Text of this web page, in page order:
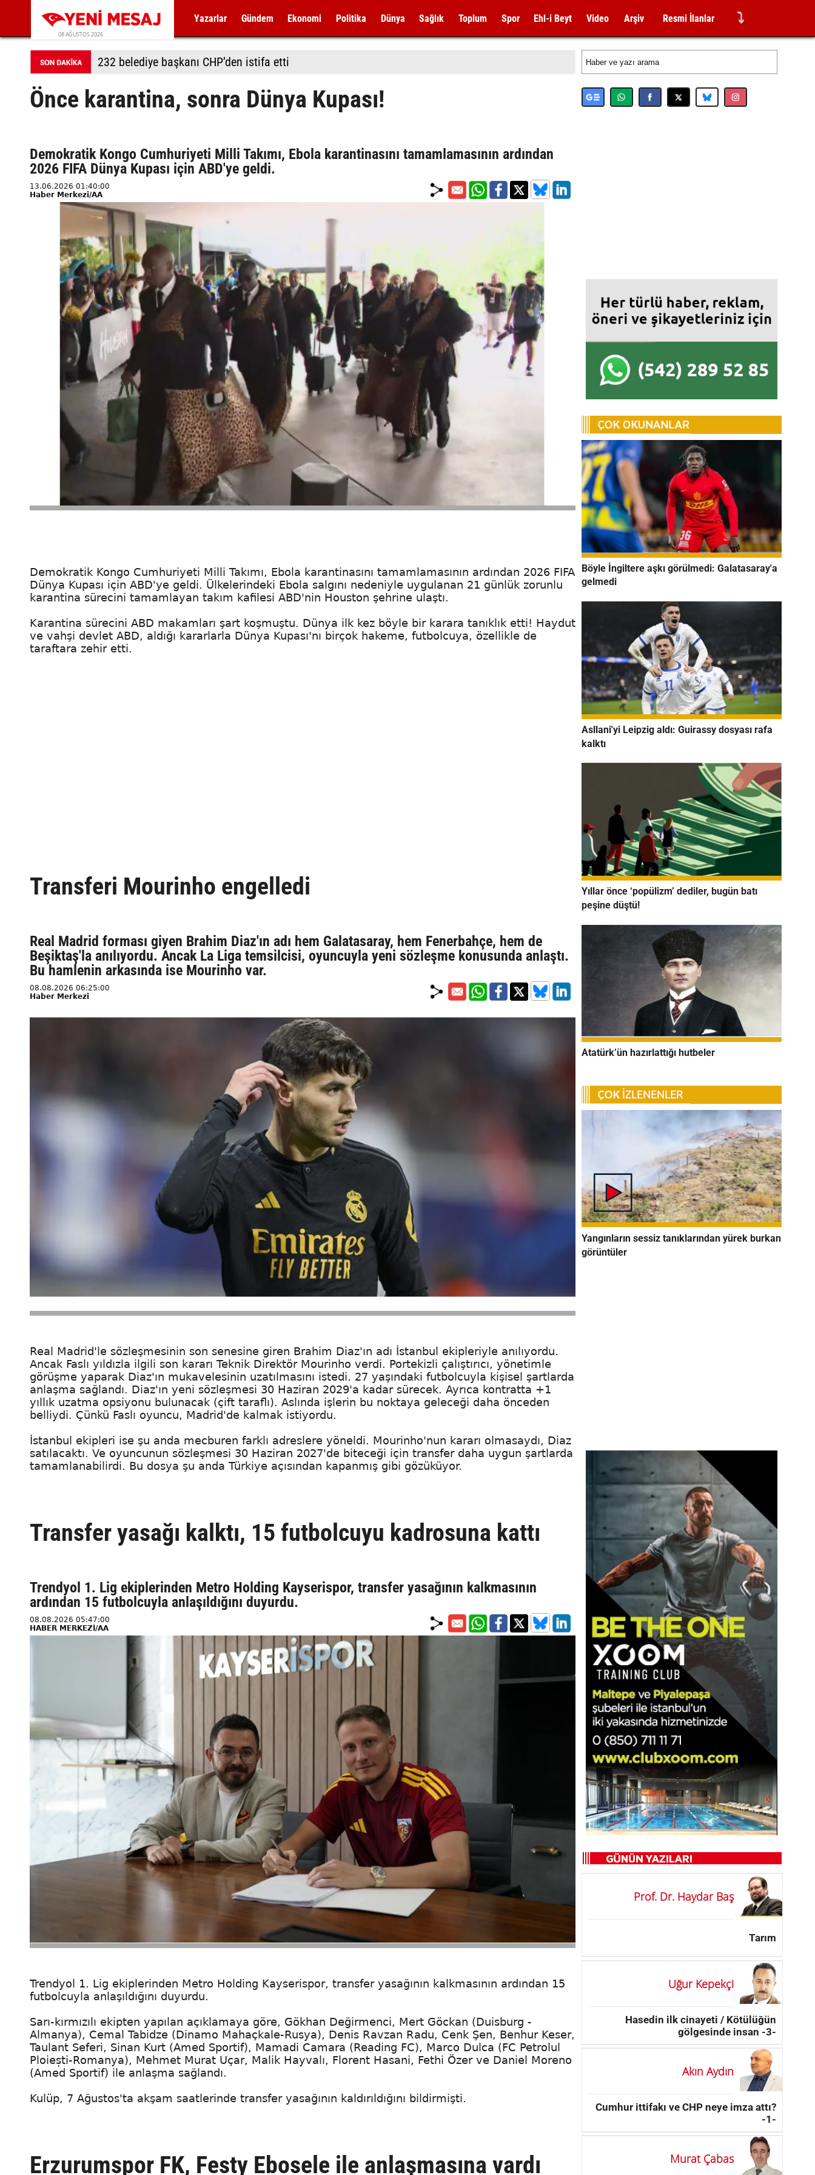
08 AĞUSTOS 2026
Yazarlar Gündem Ekonomi Politika Dünya Sağlık Toplum Spor Ehl-i Beyt Video Arşiv Resmi İlanlar ⤵
232 belediye başkanı CHP’den istifa etti
Önce karantina, sonra Dünya Kupası!
Demokratik Kongo Cumhuriyeti Milli Takımı, Ebola karantinasını tamamlamasının ardından
2026 FIFA Dünya Kupası için ABD'ye geldi.
13.06.2026 01:40:00
Haber Merkezi/AA
Demokratik Kongo Cumhuriyeti Milli Takımı, Ebola karantinasını tamamlamasının ardından 2026 FIFA
Dünya Kupası için ABD'ye geldi. Ülkelerindeki Ebola salgını nedeniyle uygulanan 21 günlük zorunlu
karantina sürecini tamamlayan takım kafilesi ABD'nin Houston şehrine ulaştı.
Karantina sürecini ABD makamları şart koşmuştu. Dünya ilk kez böyle bir karara tanıklık etti! Haydut
ve vahşi devlet ABD, aldığı kararlarla Dünya Kupası'nı birçok hakeme, futbolcuya, özellikle de
taraftara zehir etti.
Transferi Mourinho engelledi
Real Madrid forması giyen Brahim Diaz'ın adı hem Galatasaray, hem Fenerbahçe, hem de
Beşiktaş'la anılıyordu. Ancak La Liga temsilcisi, oyuncuyla yeni sözleşme konusunda anlaştı.
Bu hamlenin arkasında ise Mourinho var.
08.08.2026 06:25:00
Haber Merkezi
Real Madrid'le sözleşmesinin son senesine giren Brahim Diaz'ın adı İstanbul ekipleriyle anılıyordu.
Ancak Faslı yıldızla ilgili son kararı Teknik Direktör Mourinho verdi. Portekizli çalıştırıcı, yönetimle
görüşme yaparak Diaz'ın mukavelesinin uzatılmasını istedi. 27 yaşındaki futbolcuyla kişisel şartlarda
anlaşma sağlandı. Diaz'ın yeni sözleşmesi 30 Haziran 2029'a kadar sürecek. Ayrıca kontratta +1
yıllık uzatma opsiyonu bulunacak (çift taraflı). Aslında işlerin bu noktaya geleceği daha önceden
belliydi. Çünkü Faslı oyuncu, Madrid'de kalmak istiyordu.
İstanbul ekipleri ise şu anda mecburen farklı adreslere yöneldi. Mourinho'nun kararı olmasaydı, Diaz
satılacaktı. Ve oyuncunun sözleşmesi 30 Haziran 2027'de biteceği için transfer daha uygun şartlarda
tamamlanabilirdi. Bu dosya şu anda Türkiye açısından kapanmış gibi gözüküyor.
Transfer yasağı kalktı, 15 futbolcuyu kadrosuna kattı
Trendyol 1. Lig ekiplerinden Metro Holding Kayserispor, transfer yasağının kalkmasının
ardından 15 futbolcuyla anlaşıldığını duyurdu.
08.08.2026 05:47:00
HABER MERKEZİ/AA
Trendyol 1. Lig ekiplerinden Metro Holding Kayserispor, transfer yasağının kalkmasının ardından 15
futbolcuyla anlaşıldığını duyurdu.
Sarı-kırmızılı ekipten yapılan açıklamaya göre, Gökhan Değirmenci, Mert Göckan (Duisburg -
Almanya), Cemal Tabidze (Dinamo Mahaçkale-Rusya), Denis Ravzan Radu, Cenk Şen, Benhur Keser,
Taulant Seferi, Sinan Kurt (Amed Sportif), Mamadi Camara (Reading FC), Marco Dulca (FC Petrolul
Ploiești-Romanya), Mehmet Murat Uçar, Malik Hayvalı, Florent Hasani, Fethi Özer ve Daniel Moreno
(Amed Sportif) ile anlaşma sağlandı.
Kulüp, 7 Ağustos'ta akşam saatlerinde transfer yasağının kaldırıldığını bildirmişti.
Erzurumspor FK, Festy Ebosele ile anlaşmasına vardı
Böyle İngiltere aşkı görülmedi: Galatasaray'a
gelmedi
Asllani'yi Leipzig aldı: Guirassy dosyası rafa
kalktı
Yıllar önce ‘popülizm’ dediler, bugün batı
peşine düştü!
Atatürk’ün hazırlattığı hutbeler
Yangınların sessiz tanıklarından yürek burkan
görüntüler
Prof. Dr. Haydar Baş
Tarım
Uğur Kepekçi
Hasedin ilk cinayeti / Kötülüğün
gölgesinde insan -3-
Akın Aydın
Cumhur ittifakı ve CHP neye imza attı?
-1-
Murat Çabas